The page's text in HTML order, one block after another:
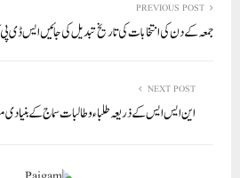
A
pp
ok
r
In PREVIOUS POST
جمعہ کے دن کی انتخابات کی تاریخ تبدیل کی جائیں ایس ڈی پی
NEXT POST
این ایس ایس کے ذریعہ طلباء و طالبات سماج کے